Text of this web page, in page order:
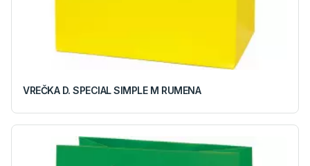
VREČKA D. SPECIAL SIMPLE M RUMENA